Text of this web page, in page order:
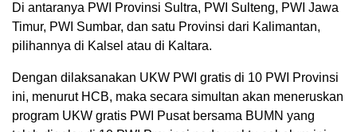
Di antaranya PWI Provinsi Sultra, PWI Sulteng, PWI Jawa
Timur, PWI Sumbar, dan satu Provinsi dari Kalimantan,
pilihannya di Kalsel atau di Kaltara.
Dengan dilaksanakan UKW PWI gratis di 10 PWI Provinsi
ini, menurut HCB, maka secara simultan akan meneruskan
program UKW gratis PWI Pusat bersama BUMN yang